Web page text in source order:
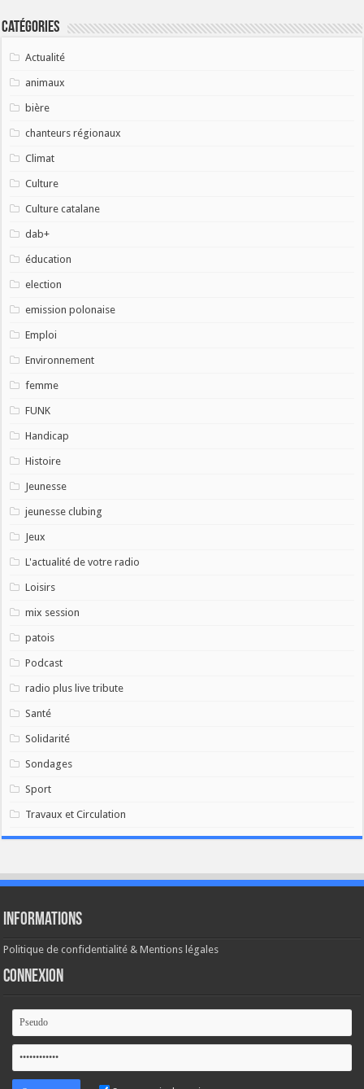
Catégories
Actualité
animaux
bière
chanteurs régionaux
Climat
Culture
Culture catalane
dab+
éducation
election
emission polonaise
Emploi
Environnement
femme
FUNK
Handicap
Histoire
Jeunesse
jeunesse clubing
Jeux
L'actualité de votre radio
Loisirs
mix session
patois
Podcast
radio plus live tribute
Santé
Solidarité
Sondages
Sport
Travaux et Circulation
Informations
Politique de confidentialité & Mentions légales
Connexion